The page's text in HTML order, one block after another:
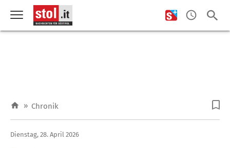
» Chronik
Dienstag, 28. April 2026